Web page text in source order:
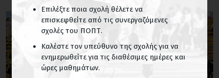
Επιλέξτε ποια σχολή θέλετε να
επισκεφθείτε από τις συνεργαζόμενες
σχολές του ΠΟΠΤ.
Καλέστε τον υπεύθυνο της σχολής για να
ενημερωθείτε για τις διαθέσιμες ημέρες και
ώρες μαθημάτων.